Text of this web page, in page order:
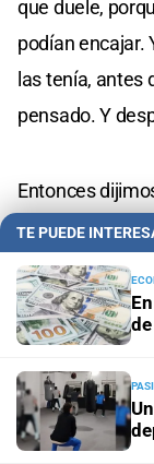
que duele,
podían encajar.
las tenía, antes
pensado. Y
Entonces
2’, donde pase
escenografía,
colectivo no se
sincronización,
movimiento, se
Desde eso
TE PUEDE